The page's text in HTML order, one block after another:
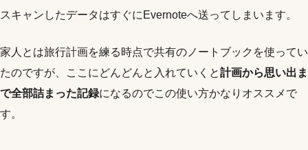
スキャンしたデータはすぐにEvernoteへ送ってしまいます。
家人とは旅行計画を練る時点で共有のノートブックを使ってい
たのですが、ここにどんどんと入れていくと計画から思い出ま
で全部詰まった記録になるのでこの使い方かなりオススメで
す。